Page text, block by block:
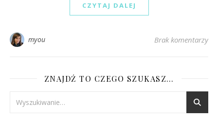
CZYTAJ DALEJ
myou Brak komentarzy
ZNAJDŹ TO CZEGO SZUKASZ…